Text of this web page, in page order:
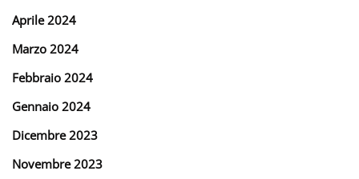
Aprile 2024
Marzo 2024
Febbraio 2024
Gennaio 2024
Dicembre 2023
Novembre 2023